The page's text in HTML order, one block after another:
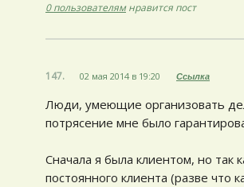
0 пользователямнравится пост
147. 02 мая 2014 в 19:20 Ссылка
Люди, умеющие организовать
потрясение мне было
Сначала я была клиентом, но так
постоянного клиента (разве что